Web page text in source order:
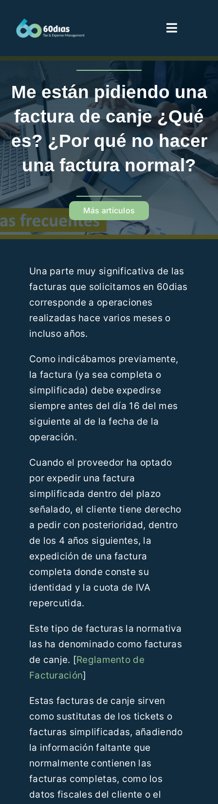
contenido
Toggle
Servicios
Sobre 60dias
Partners
Proveedores
Recursos
Me están pidiendo una
factura de canje ¿Qué
es? ¿Por qué no hacer
una factura normal?
Más artículos
Una parte muy significativa de las
facturas que solicitamos en 60dias
corresponde a operaciones
realizadas hace varios meses o
incluso años.
Como indicábamos previamente,
la factura (ya sea completa o
simplificada) debe expedirse
siempre antes del día 16 del mes
siguiente al de la fecha de la
operación.
Cuando el proveedor ha optado
por expedir una factura
simplificada dentro del plazo
señalado, el cliente tiene derecho
a pedir con posterioridad, dentro
de los 4 años siguientes, la
expedición de una factura
completa donde conste su
identidad y la cuota de IVA
repercutida.
Este tipo de facturas la normativa
las ha denominado como facturas
de canje. [Reglamento de
Facturación]
Estas facturas de canje sirven
como sustitutas de los tickets o
facturas simplificadas, añadiendo
la información faltante que
normalmente contienen las
facturas completas, como los
datos fiscales del cliente o el